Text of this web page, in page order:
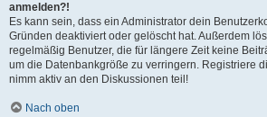
anmelden?!
Es kann sein, dass ein Administrator dein
Gründen deaktiviert oder gelöscht hat. Außerdem
regelmäßig Benutzer, die für längere Zeit keine
um die Datenbankgröße zu verringern. Registriere
nimm aktiv an den Diskussionen teil!
Nach oben